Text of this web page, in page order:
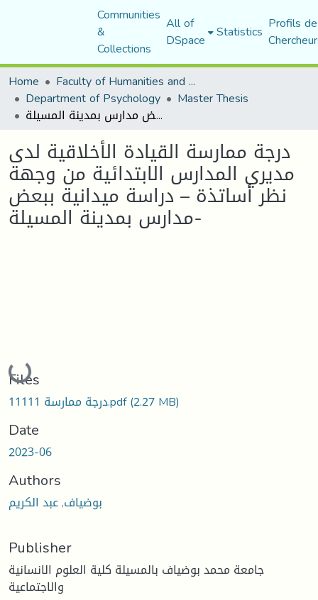
Communities
&
Collections
All of
DSpace Statistics Profils
Home
Faculty of Humanities and Social Sciences
Department of Psychology Master Thesis
درجة ممارسة القيادة الأخلاقية لدى مديري المدارس الابتدائية من وجهة نظر أساتذة – دراسة ميدانية ببعض مدارس بمدينة المسيلة-
درجة ممارسة القيادة الأخلاقية لدى
مديري المدارس الابتدائية من وجهة
نظر أساتذة – دراسة ميدانية ببعض
مدارس بمدينة المسيلة-
Loading...
Files
درجة ممارسة 11111.pdf(2.27 MB)
Date
2023-06
Authors
بوضياف, عبد الكريم
Publisher
جامعة محمد بوضياف بالمسيلة كلية العلوم الانسانية
والاجتماعية